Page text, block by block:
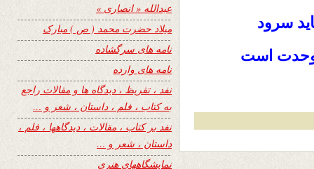
سرود
است
عبدالله « انصاری »
میلاد حضرت محمد ( ص ) مبارک
نامه های سرگشاده
نامه های وارده
نفد ، تقریظ ، دیدگاه ها و مقالات راجع
به کتاب ، فلم ، داستان ، شعر و …
نفد بر کتاب ، مقالات ، دیدگاهها ، فلم ،
داستان ، شعر و …
نمایشگاههای هنری